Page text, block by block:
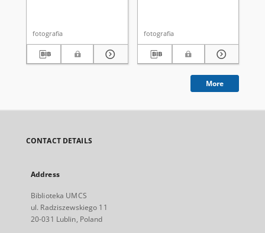
fotografia fotografia
More
CONTACT DETAILS
Address
Biblioteka UMCS
ul. Radziszewskiego 11
20-031 Lublin, Poland